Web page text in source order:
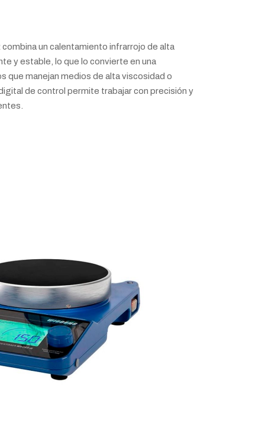
un calentamiento infrarrojo de alta
y estable, lo que lo convierte en una
que manejan medios de alta viscosidad o
de control permite trabajar con precisión y